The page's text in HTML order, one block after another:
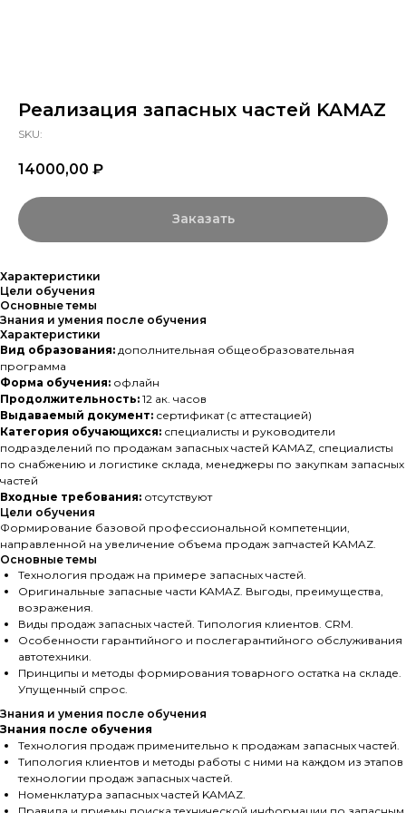
Реализация запасных частей KAMAZ
SKU:
14000,00 ₽
Заказать
Характеристики
Цели обучения
Основные темы
Знания и умения после обучения
Характеристики
Вид образования: дополнительная общеобразовательная
программа
Форма обучения: офлайн
Продолжительность: 12 ак. часов
Выдаваемый документ: сертификат (с аттестацией)
Категория обучающихся: специалисты и руководители
подразделений по продажам запасных частей KAMAZ, специалисты
по снабжению и логистике склада, менеджеры по закупкам запасных
частей
Входные требования: отсутствуют
Цели обучения
Формирование базовой профессиональной компетенции,
направленной на увеличение объема продаж запчастей KAMAZ.
Основные темы
Технология продаж на примере запасных частей.
Оригинальные запасные части KAMAZ. Выгоды, преимущества,
возражения.
Виды продаж запасных частей. Типология клиентов. CRM.
Особенности гарантийного и послегарантийного обслуживания
автотехники.
Принципы и методы формирования товарного остатка на складе.
Упущенный спрос.
Знания и умения после обучения
Знания после обучения
Технология продаж применительно к продажам запасных частей.
Типология клиентов и методы работы с ними на каждом из этапов
технологии продаж запасных частей.
Номенклатура запасных частей KAMAZ.